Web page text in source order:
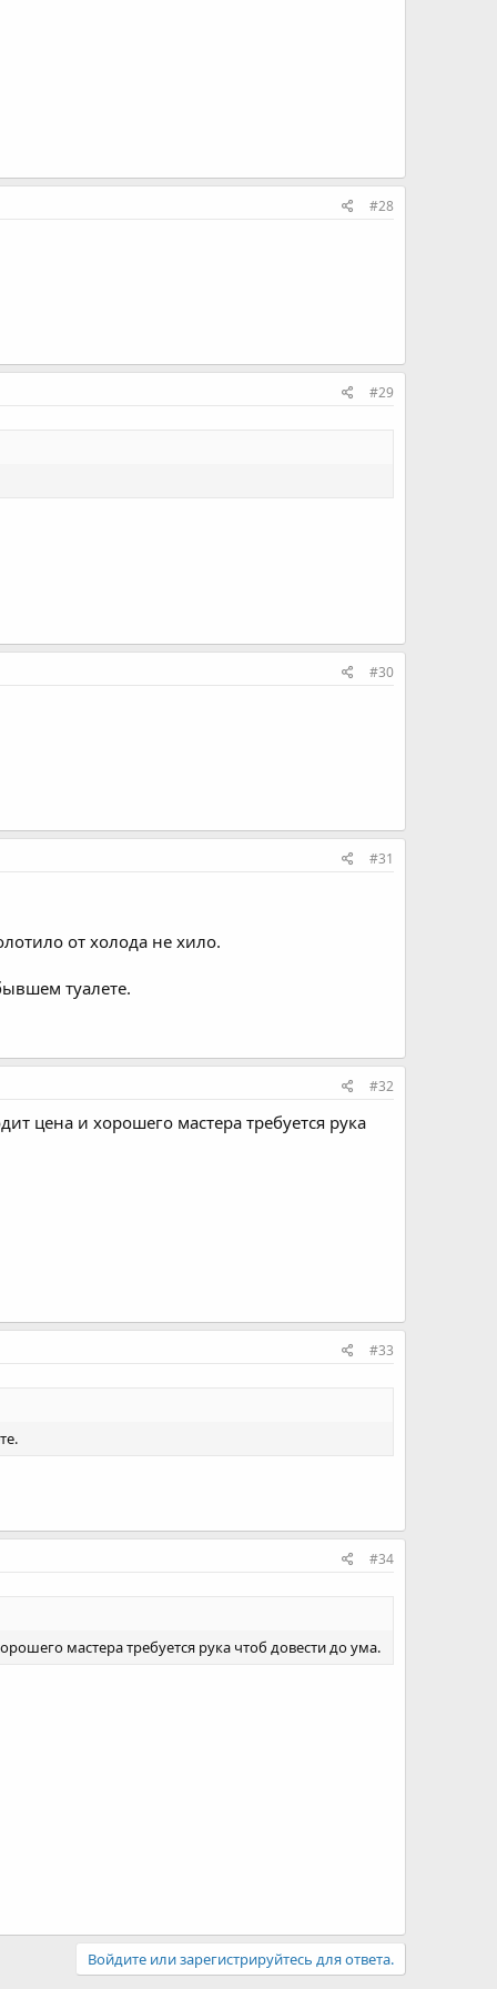
#28
#29
#30
#31
от холода не хило.
туалете.
#32
цена и хорошего мастера требуется рука
#33
#34
мастера требуется рука чтоб довести до ума.
Войдите или зарегистрируйтесь для ответа.